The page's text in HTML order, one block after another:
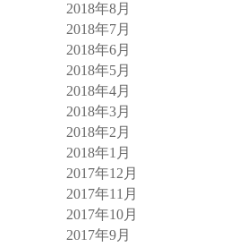
2018年8月
2018年7月
2018年6月
2018年5月
2018年4月
2018年3月
2018年2月
2018年1月
2017年12月
2017年11月
2017年10月
2017年9月